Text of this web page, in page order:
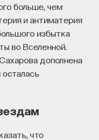
больше, чем
и антиматерия
избытка
во Вселенной.
дополнена
что